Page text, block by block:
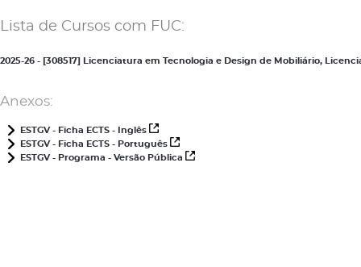
Lista de Cursos com FUC:
2025-26 - [308517] Licenciatura em Tecnologia e Design de Mobiliário,
Anexos:
ESTGV - Ficha ECTS - Inglês
ESTGV - Ficha ECTS - Português
ESTGV - Programa - Versão Pública